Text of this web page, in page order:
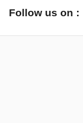
Follow us on :